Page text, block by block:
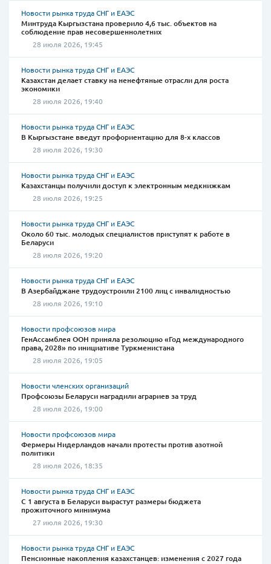
Новости рынка труда СНГ и ЕАЭС
Минтруда Кыргызстана проверило 4,6 тыс. объектов на
соблюдение прав несовершеннолетних
28 июля 2026, 19:45
Новости рынка труда СНГ и ЕАЭС
Казахстан делает ставку на ненефтяные отрасли для роста
экономики
28 июля 2026, 19:40
Новости рынка труда СНГ и ЕАЭС
В Кыргызстане введут профориентацию для 8-х классов
28 июля 2026, 19:30
Новости рынка труда СНГ и ЕАЭС
Казахстанцы получили доступ к электронным медкнижкам
28 июля 2026, 19:25
Новости рынка труда СНГ и ЕАЭС
Около 60 тыс. молодых специалистов приступят к работе в
Беларуси
28 июля 2026, 19:20
Новости рынка труда СНГ и ЕАЭС
В Азербайджане трудоустроили 2100 лиц с инвалидностью
28 июля 2026, 19:10
Новости профсоюзов мира
ГенАссамблея ООН приняла резолюцию «Год международного
права, 2028» по инициативе Туркменистана
28 июля 2026, 19:05
Новости членских организаций
Профсоюзы Беларуси наградили аграриев за труд
28 июля 2026, 19:00
Новости профсоюзов мира
Фермеры Нидерландов начали протесты против азотной
политики
28 июля 2026, 18:35
Новости рынка труда СНГ и ЕАЭС
С 1 августа в Беларуси вырастут размеры бюджета
прожиточного минимума
27 июля 2026, 19:30
Новости рынка труда СНГ и ЕАЭС
Пенсионные накопления казахстанцев: изменения с 2027 года